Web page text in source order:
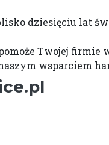
dziesięciu lat
Twojej
wsparciem